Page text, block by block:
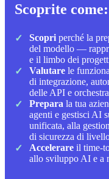
Scoprite come:
Scopri perché la
del modello —
e il limbo dei
Valutare le
di integrazione,
delle API e
Prepara la tua
agenti e gestisci AI
unificata, alla
di sicurezza di
Accelerare il time-
allo sviluppo AI e a